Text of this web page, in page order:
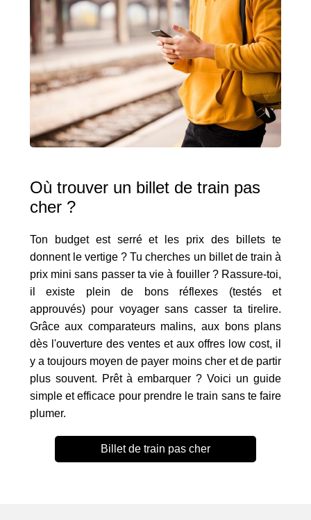
Où trouver un billet de train pas
cher ?
Ton budget est serré et les prix des billets te
donnent le vertige ? Tu cherches un billet de train à
prix mini sans passer ta vie à fouiller ? Rassure-toi,
il existe plein de bons réflexes (testés et
approuvés) pour voyager sans casser ta tirelire.
Grâce aux comparateurs malins, aux bons plans
dès l'ouverture des ventes et aux offres low cost, il
y a toujours moyen de payer moins cher et de partir
plus souvent. Prêt à embarquer ? Voici un guide
simple et efficace pour prendre le train sans te faire
plumer.
Billet de train pas cher